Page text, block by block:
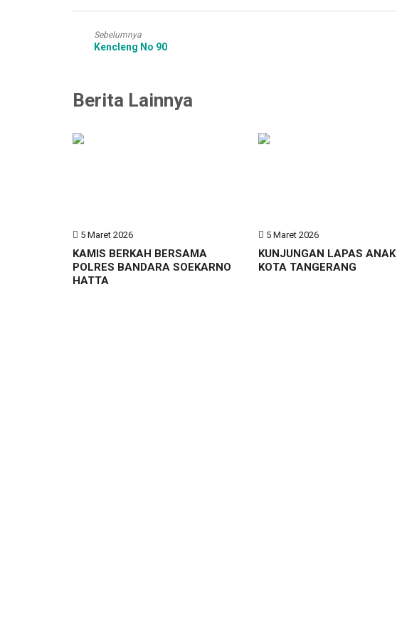
Sebelumnya
Kencleng No 90
Berita Lainnya
5 Maret 2026
KAMIS BERKAH BERSAMA
POLRES BANDARA SOEKARNO
HATTA
5 Maret 2026
KUNJUNGAN LAPAS ANAK
KOTA TANGERANG